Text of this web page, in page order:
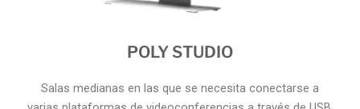
POLY STUDIO
Salas medianas en las que se necesita conectarse a